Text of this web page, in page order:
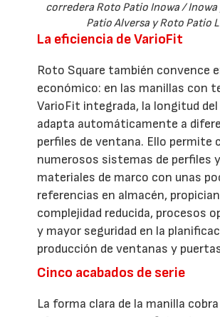
corredera Roto Patio Inowa / Inowa
Patio Alversa y Roto Patio
La eficiencia de VarioFit
Roto Square también convence
económico: en las manillas con
VarioFit integrada, la longitud del
adapta automáticamente a
perfiles de ventana. Ello permite
numerosos sistemas de perfiles y
materiales de marco con unas
referencias en almacén,
complejidad reducida, procesos
y mayor seguridad en la
producción de ventanas y
Cinco acabados de serie
La forma clara de la manilla